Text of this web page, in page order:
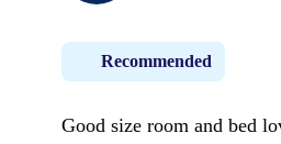
Recommended
Good size room and bed